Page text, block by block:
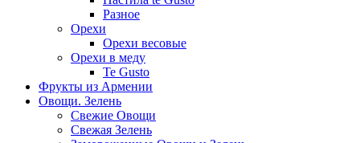
Разное
Орехи
Орехи весовые
Орехи в меду
Te Gusto
Фрукты из Армении
Овощи. Зелень
Свежие Овощи
Свежая Зелень